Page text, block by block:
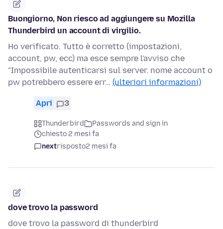
Buongiorno, Non riesco ad aggiungere su Mozilla
Thunderbird un account di virgilio.
Ho verificato. Tutto è corretto (impostazioni,
account, pw, ecc) ma esce sempre l'avviso che
"Impossibile autenticarsi sul server. nome account o
pw potrebbero essere err… (ulteriori informazioni)
Apri 3
Thunderbird
Passwords and sign in
chiesto 2 mesi fa
nextrisposto2 mesi fa
dove trovo la password
dove trovo la password di thunderbird